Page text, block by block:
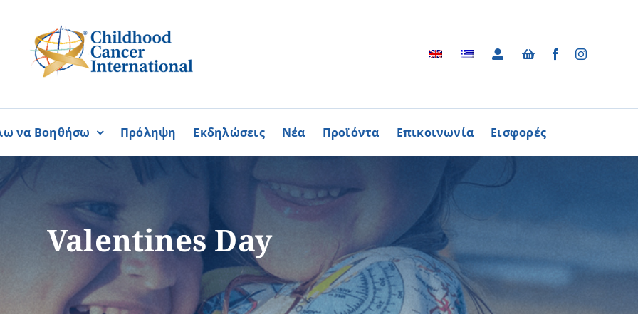
Παγκύπρια Συμμαχία Σπάνιων Παθήσεων
Παγκύπριο Συντονιστικό Συμβούλιο Εθελοντισμού
Ομοσπονδία Συνδέσμων Ασθενών Κύπρου
Φλόγα Ελλάδος
Φωτογραφικό Αρχείο
Βίντεο
Ραδιοφωνικές Διαφημίσεις
Διαφημίσεις / Φυλλάδια
Τα Τραγούδια
να Βοηθήσω
ΓΙΝΟΜΑΙ
Περισσότερα
ΓΙΝΟΜΑΙ
ΕΘΕΛΟΝΤΗΣ
Περισσότερα
ΑΓΟΡΑΖΩ
ΠΡΟΙΟΝΤΑ
Περισσότερα
Πρόληψη Εκδηλώσεις Νέα Προϊόντα Επικοινωνία Εισφορές
Valentines Day